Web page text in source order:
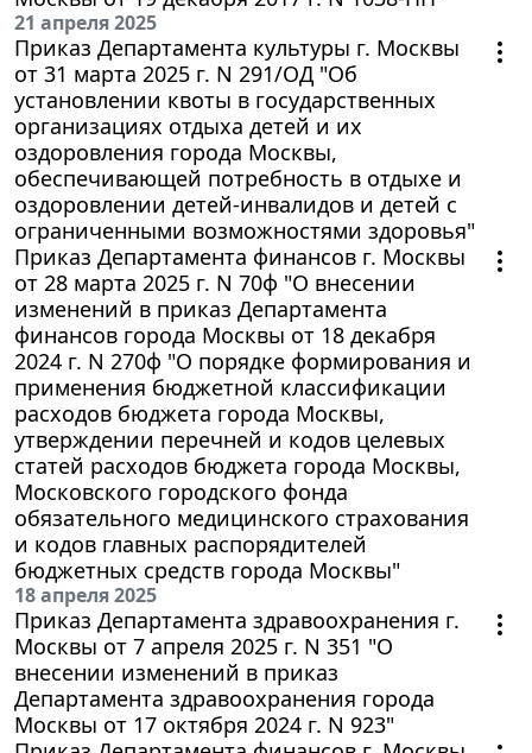
21 апреля 2025
Приказ Департамента культуры г. Москвы
от 31 марта 2025 г. N 291/ОД "Об
установлении квоты в государственных
организациях отдыха детей и их
оздоровления города Москвы,
обеспечивающей потребность в отдыхе и
оздоровлении детей-инвалидов и детей с
ограниченными возможностями здоровья"
Приказ Департамента финансов г. Москвы
от 28 марта 2025 г. N 70ф "О внесении
изменений в приказ Департамента
финансов города Москвы от 18 декабря
2024 г. N 270ф "О порядке формирования и
применения бюджетной классификации
расходов бюджета города Москвы,
утверждении перечней и кодов целевых
статей расходов бюджета города Москвы,
Московского городского фонда
обязательного медицинского страхования
и кодов главных распорядителей
бюджетных средств города Москвы"
18 апреля 2025
Приказ Департамента здравоохранения г.
Москвы от 7 апреля 2025 г. N 351 "О
внесении изменений в приказ
Департамента здравоохранения города
Москвы от 17 октября 2024 г. N 923"